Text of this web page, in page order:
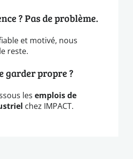
? Pas de problème.
et motivé, nous
reste.
garder propre ?
les emplois de
chez IMPACT.